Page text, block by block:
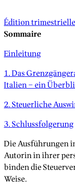
Édition
Sommaire
Einleitung
1. Das
Italien – ein
2. Steuerliche
3. Schlussfolgerung
Die Ausführungen
Autorin in ihrer
binden die
Weise.